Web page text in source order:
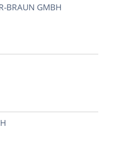
BRAUN GMBH